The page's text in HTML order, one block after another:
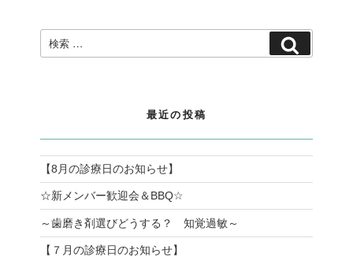
検
索:
索
最近の投稿
【8月の診療日のお知らせ】
☆新メンバー歓迎会＆BBQ☆
～歯磨き剤選びどうする？ 知覚過敏～
【７月の診療日のお知らせ】